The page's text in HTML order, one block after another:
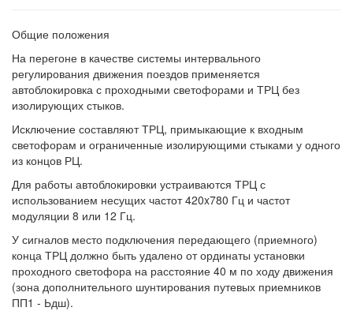
Общие положения
На перегоне в качестве системы интервального
регулирования движения поездов применяется
автоблокировка с проходными светофорами и ТРЦ без
изолирующих стыков.
Исключение составляют ТРЦ, примыкающие к входным
светофорам и ограниченные изолирующими стыками у одного
из концов РЦ.
Для работы автоблокировки устраиваются ТРЦ с
использованием несущих частот 420x780 Гц и частот
модуляции 8 или 12 Гц.
У сигналов место подключения передающего (приемного)
конца ТРЦ должно быть удалено от ординаты установки
проходного светофора на расстояние 40 м по ходу движения
(зона дополнительного шунтирования путевых приемников
ПП1 - Ьдш).